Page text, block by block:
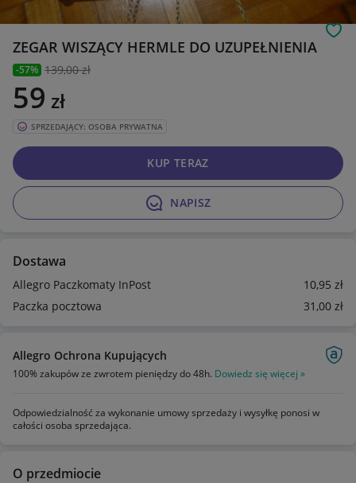
ZEGAR WISZĄCY HERMLE DO UZUPEŁNIENIA
-57% 139,00 zł
59 zł
SPRZEDAJĄCY: OSOBA PRYWATNA
NAPISZ
KUP TERAZ
Dostawa
Allegro Paczkomaty InPost 10,95 zł
Paczka pocztowa
31 ,00 zł
Allegro Ochrona Kupujących
100% zakupów ze zwrotem pieniędzy do 48h. Dowiedz się więcej »
Odpowiedzialność za wykonanie umowy sprzedaży i wysyłkę ponosi w
całości osoba sprzedająca.
O przedmiocie